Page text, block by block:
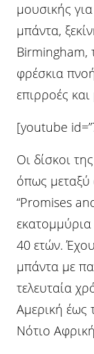
μουσικής
μπάντα,
Birmingham,
φρέσκια
επιρροές
[youtube
Οι δίσκοι
όπως μεταξύ
“Promises
40 ετών.
μπάντα με
τελευταία
Αμερική έως
Νότιο